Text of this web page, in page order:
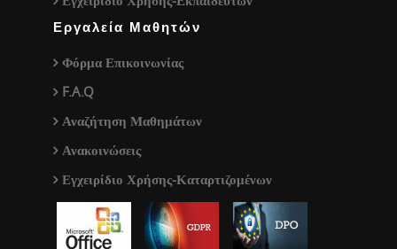
Εργαλεία Μαθητών
Φόρμα Επικοινωνίας
F.A.Q
Αναζήτηση Μαθημάτων
Ανακοινώσεις
Εγχειρίδιο Χρήσης-Καταρτιζομένων